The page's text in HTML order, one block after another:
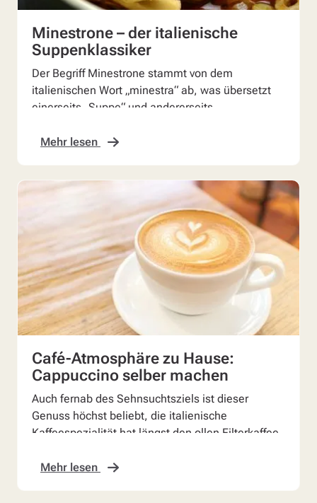
Minestrone – der italienische
Suppenklassiker
Der Begriff Minestrone stammt von dem
italienischen Wort „minestra“ ab, was übersetzt
einerseits „Suppe“ und andererseits
Mehr lesen
Café-Atmosphäre zu Hause:
Cappuccino selber machen
Auch fernab des Sehnsuchtsziels ist dieser
Genuss höchst beliebt, die italienische
Kaffeespezialität hat längst den ollen Filterkaffee
Mehr lesen